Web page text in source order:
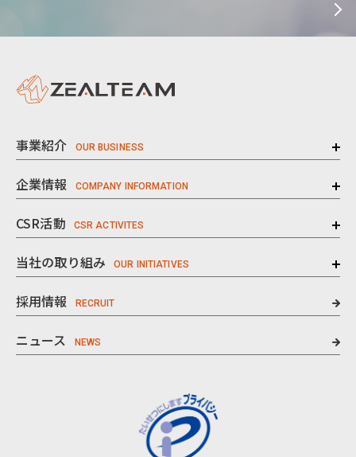
事業紹介
企業情報
CSR活動
当社の取り組み
採用情報
ニュース